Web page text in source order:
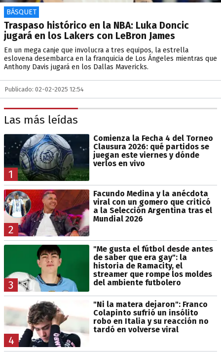
BÁSQUET
Traspaso histórico en la NBA: Luka Doncic
jugará en los Lakers con LeBron James
En un mega canje que involucra a tres equipos, la estrella
eslovena desembarca en la franquicia de Los Ángeles mientras que
Anthony Davis jugará en los Dallas Mavericks.
Publicado: 02-02-2025 12:54
Las más leídas
1
Comienza la Fecha 4 del Torneo
Clausura 2026: qué partidos se
juegan este viernes y dónde
verlos en vivo
2
Facundo Medina y la anécdota
viral con un gomero que criticó
a la Selección Argentina tras el
Mundial 2026
3
"Me gusta el fútbol desde antes
de saber que era gay": la
historia de Ramacity, el
streamer que rompe los moldes
del ambiente futbolero
4
"Ni la matera dejaron": Franco
Colapinto sufrió un insólito
robo en Italia y su reacción no
tardó en volverse viral